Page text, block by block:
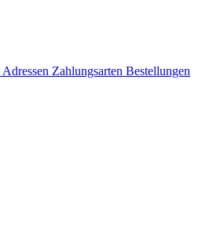
Adressen Zahlungsarten Bestellungen